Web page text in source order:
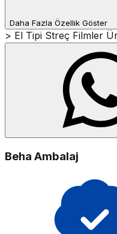
Daha Fazla Özellik Göster
> El Tipi Streç Filmler
Beha Ambalaj